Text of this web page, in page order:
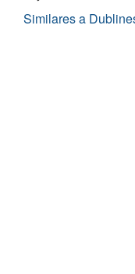
Similares a